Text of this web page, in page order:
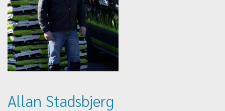
Allan Stadsbjerg